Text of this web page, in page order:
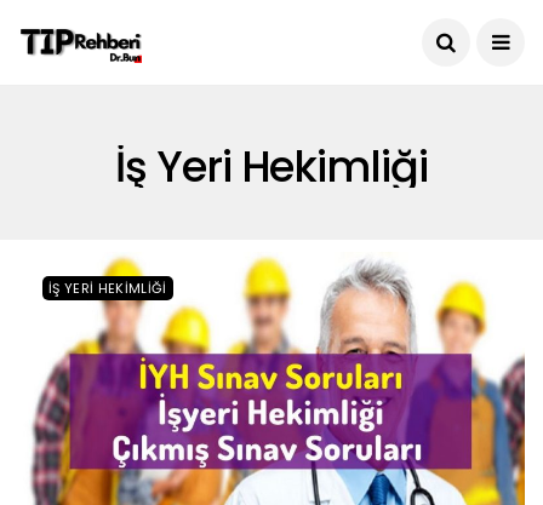
İş Yeri Hekimliği
İŞ YERI HEKIMLIĞI